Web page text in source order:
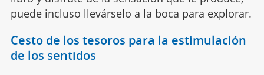
puede incluso llevárselo a la boca para explorar.
Cesto de los tesoros para la estimulación
de los sentidos